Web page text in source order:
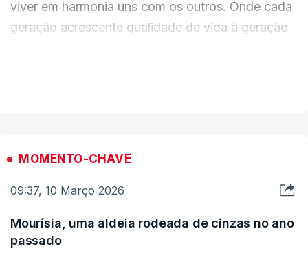
viver em harmonia uns com os outros. Onde cada
geração acrescente qualidade de vida à geração
MOMENTO-CHAVE
09:37, 10 Março 2026
Mourísia, uma aldeia rodeada de cinzas no ano
passado